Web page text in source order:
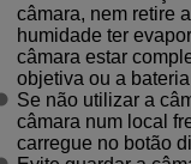
câmara, nem retire
humidade ter
câmara estar
objetiva ou a
Se não utilizar a
câmara num local
carregue no botão